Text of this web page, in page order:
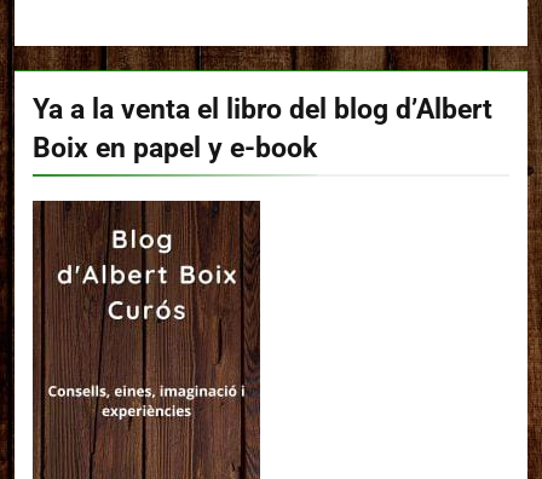
Ya a la venta el libro del blog d’Albert
Boix en papel y e-book